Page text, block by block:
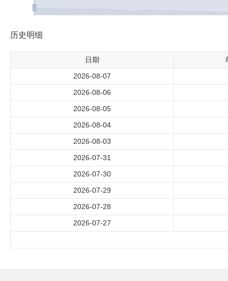
历史明细
日期
2026-08-07
2026-08-06
2026-08-05
2026-08-04
2026-08-03
2026-07-31
2026-07-30
2026-07-29
2026-07-28
2026-07-27